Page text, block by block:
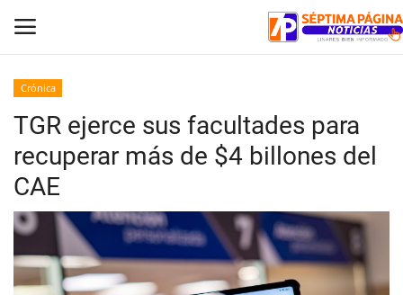
Inicio
Crónica
Policial
Tribunales
Crónica
TGR ejerce sus facultades para
recuperar más de $4 billones del
CAE